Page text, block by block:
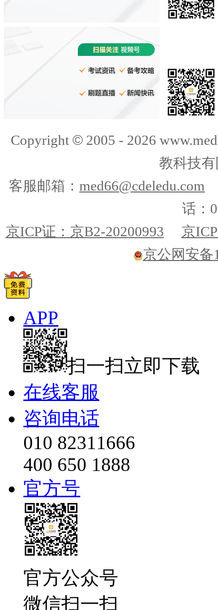
Copyright ©2005 - 2026
教科技
客服邮箱： med66@cdeledu.com
话：
京ICP证：京B2-20200993
京
京公网安备
APP
扫一扫立即下载
在线客服
咨询电话
010 82311666
400 650 1888
官方号
官方公众号
微信扫一扫